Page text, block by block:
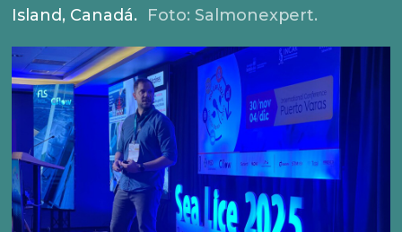
Island, Canadá.
Foto: Salmonexpert.